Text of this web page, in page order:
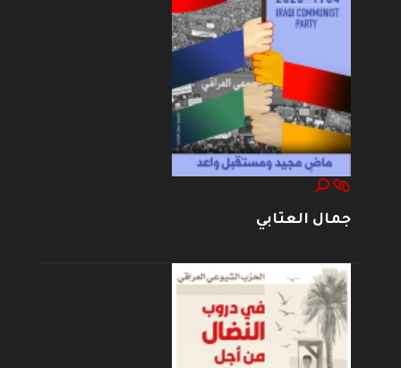
جمال العتابي